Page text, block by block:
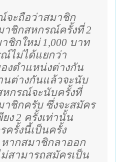
จะถือว่าสมาชิก
าชิกสหกรณ์ครั้งที่ 2
ชิกใหม่ 1,000 บาท
ไม่ได้แยกว่า
งตำแหน่งต่างกัน
นต่างกันแล้วจะนับ
หกรณ์จะนับครั้งที่
าชิกครับ ซึ่งจะสมัคร
ง 2 ครั้งเท่านั้น
ครั้งนี้เป็นครั้ง
ากสมาชิกลาออก
สามารถสมัครเป็น